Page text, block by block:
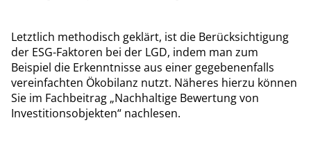
Letztlich methodisch geklärt, ist die Berücksichtigung
der ESG-Faktoren bei der LGD, indem man zum
Beispiel die Erkenntnisse aus einer gegebenenfalls
vereinfachten Ökobilanz nutzt. Näheres hierzu können
Sie im Fachbeitrag „Nachhaltige Bewertung von
Investitionsobjekten“ nachlesen.